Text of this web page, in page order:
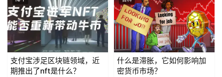
支付宝涉足区块链领域，近
期推出了nft是什么？
什么是滞胀，它如何影响加
密货币市场？